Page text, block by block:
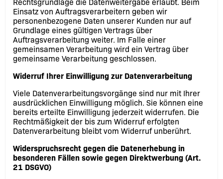
Rechtsgrundlage die Datenweitergabe erlaubt. Beim
Einsatz von Auftragsverarbeitern geben wir
personenbezogene Daten unserer Kunden nur auf
Grundlage eines gültigen Vertrags über
Auftragsverarbeitung weiter. Im Falle einer
gemeinsamen Verarbeitung wird ein Vertrag über
gemeinsame Verarbeitung geschlossen.
Widerruf Ihrer Einwilligung zur Datenverarbeitung
Viele Datenverarbeitungsvorgänge sind nur mit Ihrer
ausdrücklichen Einwilligung möglich. Sie können eine
bereits erteilte Einwilligung jederzeit widerrufen. Die
Rechtmäßigkeit der bis zum Widerruf erfolgten
Datenverarbeitung bleibt vom Widerruf unberührt.
Widerspruchsrecht gegen die Datenerhebung in
besonderen Fällen sowie gegen Direktwerbung (Art.
21 DSGVO)